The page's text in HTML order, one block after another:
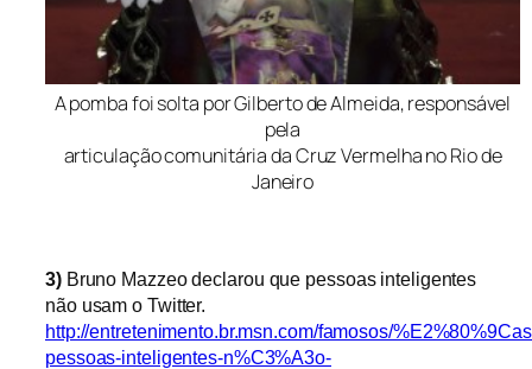
A pomba foi solta por Gilberto de Almeida, responsável
pela
articulação comunitária da Cruz Vermelha no Rio de
Janeiro
3) Bruno Mazzeo declarou que pessoas inteligentes
não usam o Twitter.
http://entretenimento.br.msn.com/famosos/
pessoas-inteligentes-n%C3%A3o-